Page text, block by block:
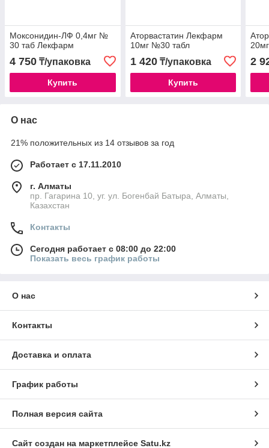
Моксонидин-ЛФ 0,4мг №
30 таб Лекфарм
4 750 ₸/упаковка
Купить
Аторвастатин Лекфарм
10мг №30 табл
1 420₸/упаковка
Купить
2
О нас
21% положительных из 14 отзывов за год
Работает с 17.11.2010
г. Алматы
пр. Гагарина 10, уг. ул. Богенбай Батыра, Алматы,
Казахстан
Контакты
Сегодня работает с 08:00 до 22:00
Показать весь график работы
О нас
Контакты
Доставка и оплата
График работы
Полная версия сайта
Сайт создан на маркетплейсе Satu.kz